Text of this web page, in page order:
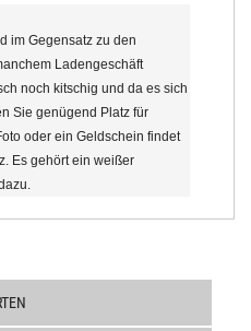
im Gegensatz zu den
Ladengeschäft
noch kitschig und da es sich
Sie genügend Platz für
oder ein Geldschein findet
Es gehört ein weißer